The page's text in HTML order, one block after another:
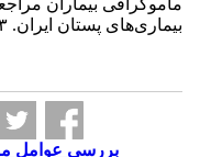
ماموگرافی بیماران
بیماری‌های پستان ایران. ۱۳۹۳; ۷ (۳) :۴۳-۴۹
بررسی عوامل